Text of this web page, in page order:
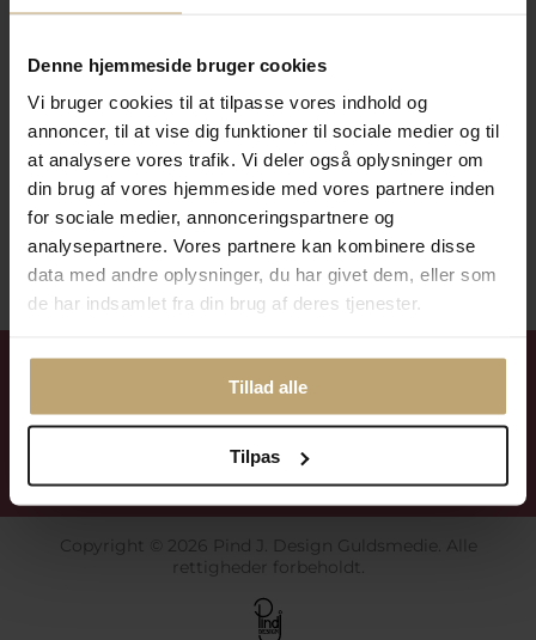
Denne hjemmeside bruger cookies
Vi bruger cookies til at tilpasse vores indhold og
annoncer, til at vise dig funktioner til sociale medier og til
at analysere vores trafik. Vi deler også oplysninger om
din brug af vores hjemmeside med vores partnere inden
for sociale medier, annonceringspartnere og
analysepartnere. Vores partnere kan kombinere disse
data med andre oplysninger, du har givet dem, eller som
de har indsamlet fra din brug af deres tjenester.
Tillad alle
Tilpas
Følg med i vores nyhedsbrev
Tilmeld mig nyhedsbrevet
Copyright © 2026 Pind J. Design Guldsmedie. Alle
rettigheder forbeholdt.